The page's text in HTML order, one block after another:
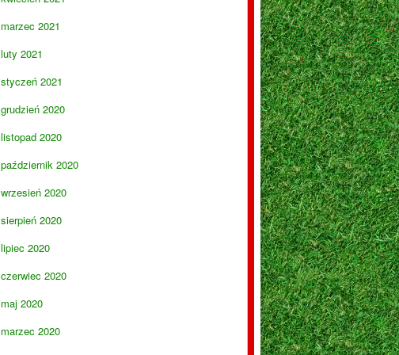
marzec 2021
luty 2021
styczeń 2021
grudzień 2020
listopad 2020
październik 2020
wrzesień 2020
sierpień 2020
lipiec 2020
czerwiec 2020
maj 2020
marzec 2020